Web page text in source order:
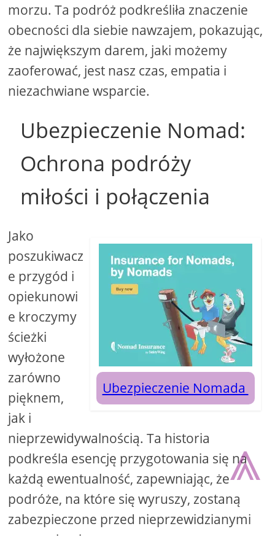
morzu. Ta podróż podkreśliła znaczenie
obecności dla siebie nawzajem, pokazując,
że największym darem, jaki możemy
zaoferować, jest nasz czas, empatia i
niezachwiane wsparcie.
Ubezpieczenie Nomad:
Ochrona podróży
miłości i połączenia
Ubezpieczenie Nomada
Jako
poszukiwacz
e przygód i
opiekunowi
e kroczymy
ścieżki
wyłożone
zarówno
pięknem,
jak i
nieprzewidywalnością. Ta historia
podkreśla esencję przygotowania się na
każdą ewentualność, zapewniając, że
podróże, na które się wyruszy, zostaną
zabezpieczone przed nieprzewidzianymi
⩓